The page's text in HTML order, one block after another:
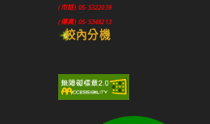
(市話) 05-5322039
(傳真) 05-5348213
校內分機